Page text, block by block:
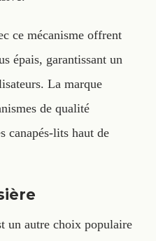
ce mécanisme offrent
épais, garantissant un
La marque
de qualité
canapés-lits haut de
un autre choix populaire